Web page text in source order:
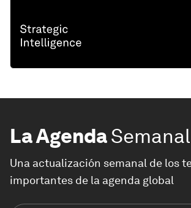
La AgendaSemanal
Una actualización semanal de los
importantes de la agenda global